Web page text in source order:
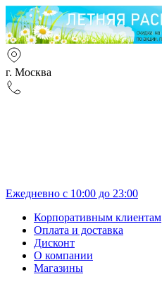
г. Москва
Ежедневно с 10:00 до 23:00
Корпоративным клиентам
Оплата и доставка
Дисконт
О компании
Магазины